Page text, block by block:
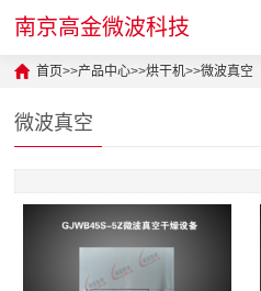
南京高金微波科技
首页>>产品中心>>烘干机>>微波真空
微波真空